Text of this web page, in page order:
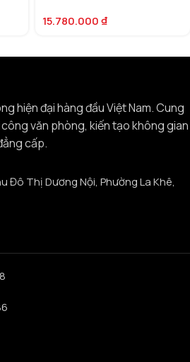
15.780.000₫
hiện đại hàng đầu Việt Nam. Cung
văn phòng, kiến tạo không gian
cấp.
Đô Thị Dương Nội, Phường La Khê,